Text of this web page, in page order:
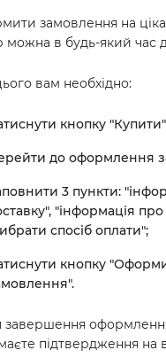
замовлення на
можна в будь-який час
вам необхідно:
кнопку
до оформлення
3 пункти:
"інформація
спосіб оплати";
кнопку
завершення
підтвердження на